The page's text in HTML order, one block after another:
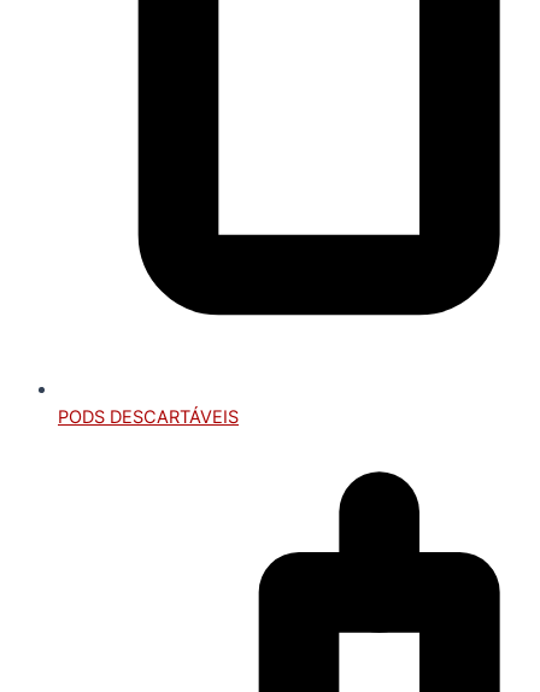
PODS DESCARTÁVEIS